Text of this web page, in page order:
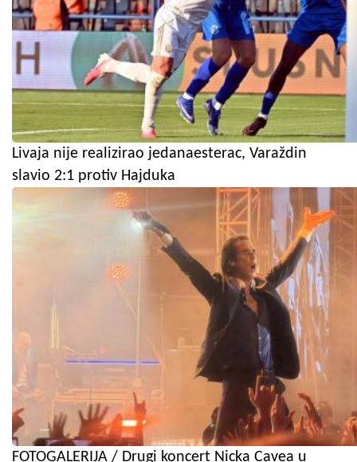
Livaja nije realizirao jedanaesterac, Varaždin
slavio 2:1 protiv Hajduka
FOTOGALERIJA / Drugi koncert Nicka Cavea u